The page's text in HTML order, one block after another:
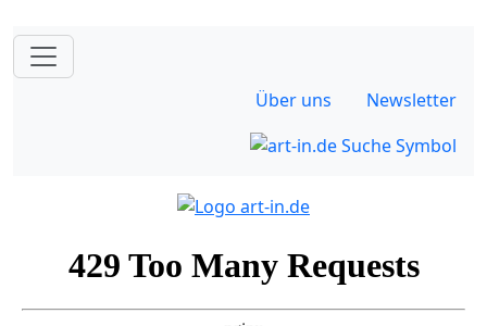
Über uns Newsletter